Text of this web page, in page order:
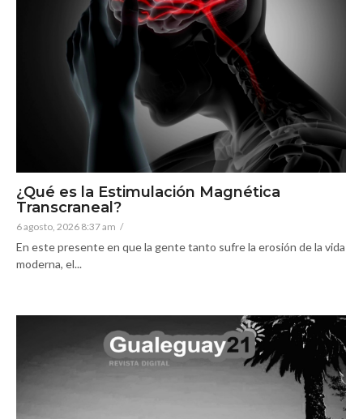
¿Qué es la Estimulación Magnética
Transcraneal?
6 agosto, 2026 8:37 am /
En este presente en que la gente tanto sufre la erosión de la vida
moderna, el...